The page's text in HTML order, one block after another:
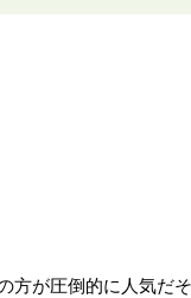
方が圧倒的に人気だ